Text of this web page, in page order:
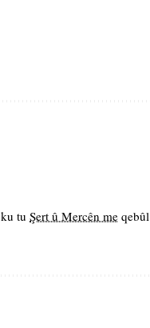
tu Şert û Mercên me qebûl